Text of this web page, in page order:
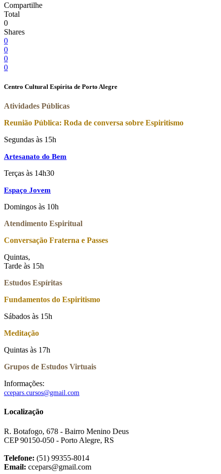
Compartilhe
Total
0
Shares
0
0
0
0
Centro Cultural Espírita de Porto Alegre
Atividades Públicas
Reunião Pública: Roda de conversa sobre Espiritismo
Segundas às 15h
Artesanato do Bem
Terças às 14h30
Espaço Jovem
Domingos às 10h
Atendimento Espiritual
Conversação Fraterna e Passes
Quintas,
Tarde às 15h
Estudos Espíritas
Fundamentos do Espiritismo
Sábados às 15h
Meditação
Quintas às 17h
Grupos de Estudos Virtuais
Informações:
ccepars.cursos@gmail.com
Localização
R. Botafogo, 678 - Bairro Menino Deus
CEP 90150-050 - Porto Alegre, RS
Telefone: (51) 99355-8014
Email: ccepars@gmail.com